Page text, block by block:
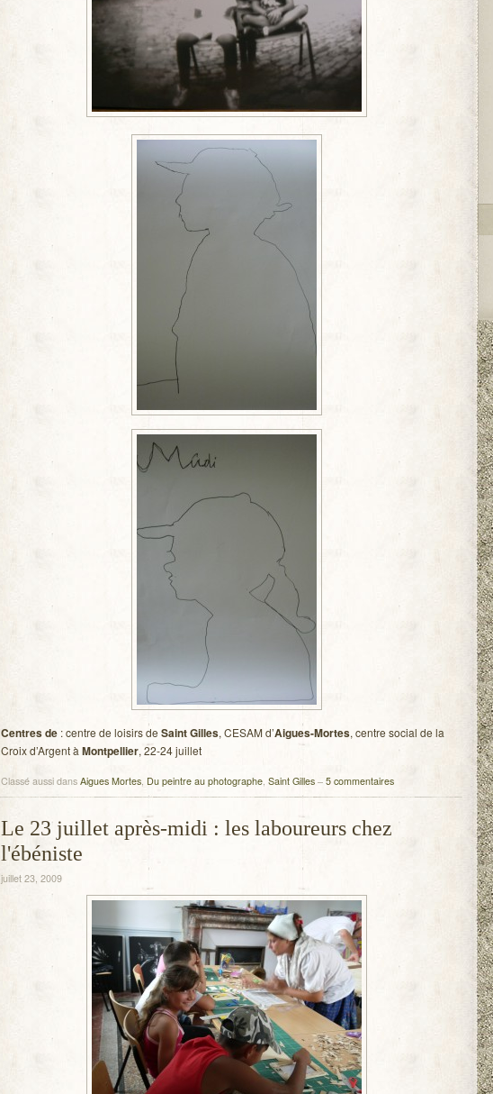
Centres de: centre de loisirs de Saint Gilles, CESAM d’Aigues-Mortes, centre social de la
Croix d’Argent à Montpellier, 22-24 juillet
Classé aussi dans Aigues Mortes, Du peintre au photographe, Saint Gilles– 5 commentaires
Le 23 juillet après-midi : les laboureurs chez
l'ébéniste
juillet 23, 2009